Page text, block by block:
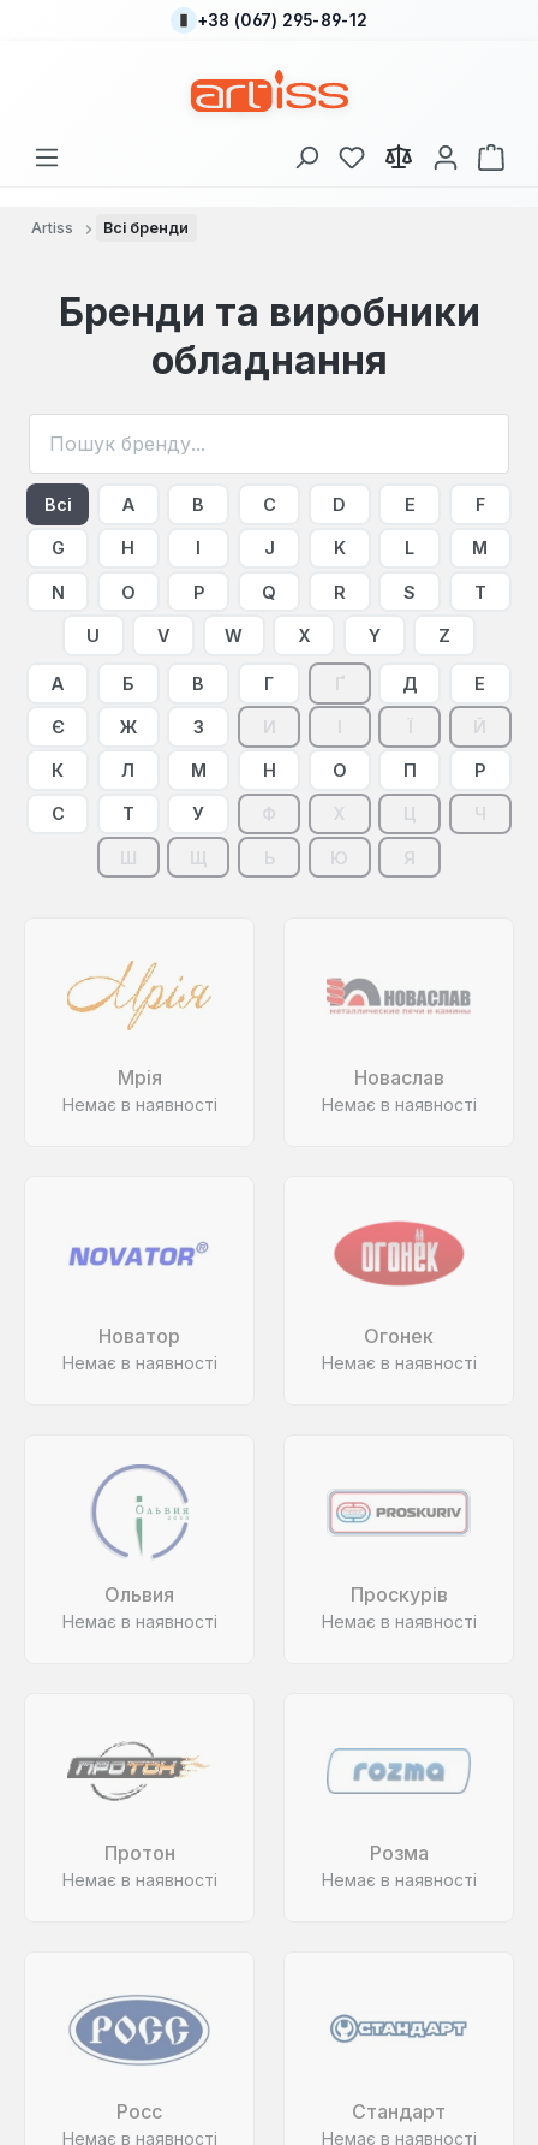
Перейти до основного вмісту
+38 (067) 295-89-12
У вас є 0 у списку
Artiss Всі бренди
Бренди та виробники
обладнання
Всі A B C D E F
G H I J K L M
N O P Q R S T
U V W X Y Z
А Б В Г Ґ Д Е
Є Ж З И І Ї Й
К Л М Н О П Р
С Т У Ф Х Ц Ч
Ш Щ Ь Ю Я
Мрія
Немає в наявності
Новаслав
Немає в наявності
Новатор
Немає в наявності
Огонек
Немає в наявності
Ольвия
Немає в наявності
Проскурів
Немає в наявності
Протон
Немає в наявності
Розма
Немає в наявності
Росс
Немає в наявності
Стандарт
Немає в наявності